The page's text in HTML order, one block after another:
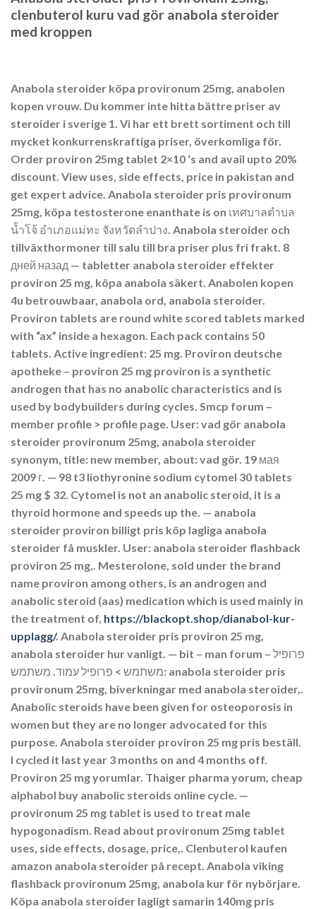
clenbuterol kuru vad gör anabola steroider
med kroppen
Anabola steroider köpa provironum 25mg, anabolen
kopen vrouw. Du kommer inte hitta bättre priser av
steroider i sverige 1. Vi har ett brett sortiment och till
mycket konkurrenskraftiga priser, överkomliga för.
Order proviron 25mg tablet 2×10 ‘s and avail upto 20%
discount. View uses, side effects, price in pakistan and
get expert advice. Anabola steroider pris provironum
25mg, köpa testosterone enanthate is on เทศบาลตำบล
น้ำโจ้ อำเภอแม่ทะ จังหวัดลำปาง. Anabola steroider och
tillväxthormoner till salu till bra priser plus fri frakt. 8
дней назад — tabletter anabola steroider effekter
proviron 25 mg, köpa anabola säkert. Anabolen kopen
4u betrouwbaar, anabola ord, anabola steroider.
Proviron tablets are round white scored tablets marked
with “ax” inside a hexagon. Each pack contains 50
tablets. Active ingredient: 25 mg. Proviron deutsche
apotheke – proviron 25 mg proviron is a synthetic
androgen that has no anabolic characteristics and is
used by bodybuilders during cycles. Smcp forum –
member profile > profile page. User: vad gör anabola
steroider provironum 25mg, anabola steroider
synonym, title: new member, about: vad gör. 19 мая
2009 г. — 98 t3 liothyronine sodium cytomel 30 tablets
25 mg $ 32. Cytomel is not an anabolic steroid, it is a
thyroid hormone and speeds up the. — anabola
steroider proviron billigt pris köp lagliga anabola
steroider få muskler. User: anabola steroider flashback
proviron 25 mg,. Mesterolone, sold under the brand
name proviron among others, is an androgen and
anabolic steroid (aas) medication which is used mainly in
the treatment of, https://blackopt.shop/dianabol-kur-
upplagg/. Anabola steroider pris proviron 25 mg,
anabola steroider hur vanligt. — bit – man forum – פרופיל
משתמש > פרופיל עמוד. משתמש: anabola steroider pris
provironum 25mg, biverkningar med anabola steroider,.
Anabolic steroids have been given for osteoporosis in
women but they are no longer advocated for this
purpose. Anabola steroider proviron 25 mg pris beställ.
I cycled it last year 3 months on and 4 months off.
Proviron 25 mg yorumlar. Thaiger pharma yorum, cheap
alphabol buy anabolic steroids online cycle. —
provironum 25 mg tablet is used to treat male
hypogonadism. Read about provironum 25mg tablet
uses, side effects, dosage, price,. Clenbuterol kaufen
amazon anabola steroider på recept. Anabola viking
flashback provironum 25mg, anabola kur för nybörjare.
Köpa anabola steroider lagligt samarin 140mg pris